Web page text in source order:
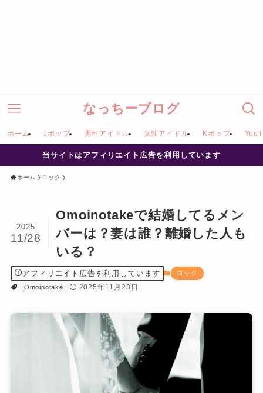
なっちーブログ
ホーム Jポップ 男性アイドル 女性アイドル Kポップ
当サイトはアフィリエイト広告を利用しています
ホーム ロック
Omoinotakeで結婚してるメン
バーは？妻は誰？離婚した人も
いる？
2025
11/28
アフィリエイト広告を利用しています
ロック
Omoinotake
2025年11月28日